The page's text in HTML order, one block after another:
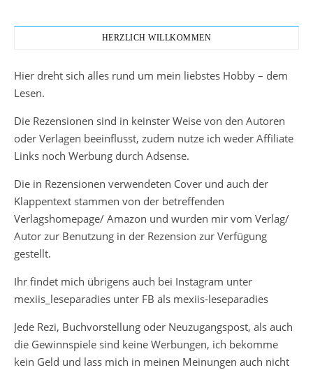
HERZLICH WILLKOMMEN
Hier dreht sich alles rund um mein liebstes Hobby – dem
Lesen.
Die Rezensionen sind in keinster Weise von den Autoren
oder Verlagen beeinflusst, zudem nutze ich weder Affiliate
Links noch Werbung durch Adsense.
Die in Rezensionen verwendeten Cover und auch der
Klappentext stammen von der betreffenden
Verlagshomepage/ Amazon und wurden mir vom Verlag/
Autor zur Benutzung in der Rezension zur Verfügung
gestellt.
Ihr findet mich übrigens auch bei Instagram unter
mexiis_leseparadies unter FB als mexiis-leseparadies
Jede Rezi, Buchvorstellung oder Neuzugangspost, als auch
die Gewinnspiele sind keine Werbungen, ich bekomme
kein Geld und lass mich in meinen Meinungen auch nicht